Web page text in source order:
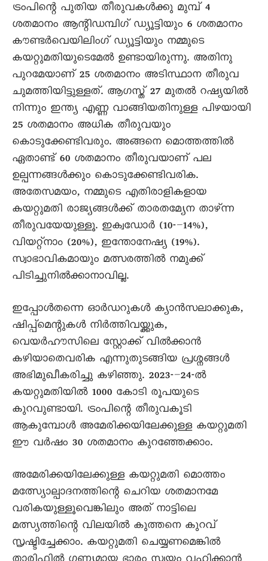
ട്രംപിന്റെ പുതിയ തീരുവകൾക്കു മുമ്പ് 4
ശതമാനം ആന്റിഡമ്പിഗ് ഡ്യൂട്ടിയും 6 ശതമാനം
കൗണ്ടർവെയിലിംഗ് ഡ്യൂട്ടിയും നമ്മുടെ
കയറ്റുമതിയുടെമേൽ ഉണ്ടായിരുന്നു. അതിനു
പുറമേയാണ് 25 ശതമാനം അടിസ്ഥാന തീരുവ
ചുമത്തിയിട്ടുള്ളത്. ആഗസ്ത് 27 മുതൽ റഷ്യയിൽ
നിന്നും ഇന്ത്യ എണ്ണ വാങ്ങിയതിനുള്ള പിഴയായി
25 ശതമാനം അധിക തീരുവയും
കൊടുക്കേണ്ടിവരും. അങ്ങനെ മൊത്തത്തിൽ
ഏതാണ്ട് 60 ശതമാനം തീരുവയാണ് പല
ഉല്പന്നങ്ങൾക്കും കൊടുക്കേണ്ടിവരിക.
അതേസമയം, നമ്മുടെ എതിരാളികളായ
കയറ്റുമതി രാജ്യങ്ങൾക്ക് താരതമ്യേന താഴ്ന്ന
തീരുവയേയുള്ളൂ. ഇക്വഡോർ (10-–14%),
വിയറ്റ്നാം (20%), ഇന്തോനേഷ്യ (19%).
സ്വാഭാവികമായും മത്സരത്തിൽ നമുക്ക്
പിടിച്ചുനിൽക്കാനാവില്ല.
ഇപ്പോൾതന്നെ ഓർഡറുകൾ ക്യാൻസലാക്കുക,
ഷിപ്പ്മെന്റുകൾ നിർത്തിവയ്ക്കുക,
വെയർഹൗസിലെ സ്റ്റോക്ക് വിൽക്കാൻ
കഴിയാതെവരിക എന്നുതുടങ്ങിയ പ്രശ്നങ്ങൾ
അഭിമുഖീകരിച്ചു കഴിഞ്ഞു. 2023-–24-ൽ
കയറ്റുമതിയിൽ 1000 കോടി രൂപയുടെ
കുറവുണ്ടായി. ട്രംപിന്റെ തീരുവകൂടി
ആകുമ്പോൾ അമേരിക്കയിലേക്കുള്ള കയറ്റുമതി
ഈ വർഷം 30 ശതമാനം കുറഞ്ഞേക്കാം.
അമേരിക്കയിലേക്കുള്ള കയറ്റുമതി മൊത്തം
മത്സ്യോല്പാദനത്തിന്റെ ചെറിയ ശതമാനമേ
വരികയുള്ളൂവെങ്കിലും അത് നാട്ടിലെ
മത്സ്യത്തിന്റെ വിലയിൽ കുത്തനെ കുറവ്
സൃഷ്ടിച്ചേക്കാം. കയറ്റുമതി ചെയ്യണമെങ്കിൽ